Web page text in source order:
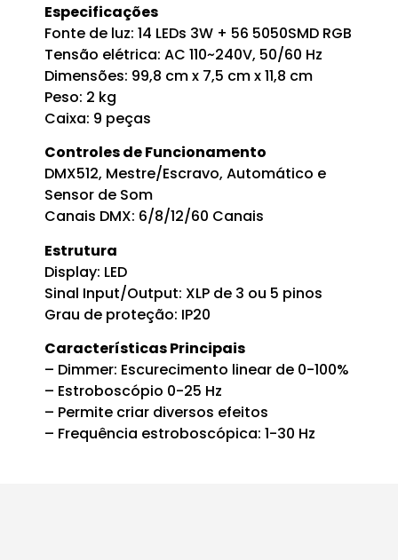
Especificações
Fonte de luz: 14 LEDs 3W + 56 5050SMD RGB
Tensão elétrica: AC 110~240V, 50/60 Hz
Dimensões: 99,8 cm x 7,5 cm x 11,8 cm
Peso: 2 kg
Caixa: 9 peças
Controles de Funcionamento
DMX512, Mestre/Escravo, Automático e
Sensor de Som
Canais DMX: 6/8/12/60 Canais
Estrutura
Display: LED
Sinal Input/Output: XLP de 3 ou 5 pinos
Grau de proteção: IP20
Características Principais
– Dimmer: Escurecimento linear de 0-100%
– Estroboscópio 0-25 Hz
– Permite criar diversos efeitos
– Frequência estroboscópica: 1-30 Hz